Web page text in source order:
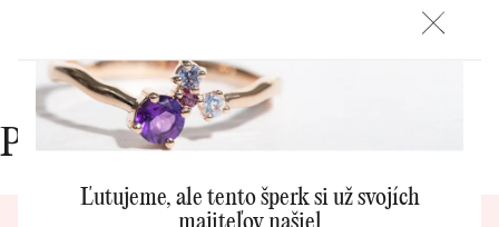
Wave kolekcia
OBJAVIŤ
Prečo nakupovať v Eppi
Ľutujeme, ale tento šperk si už svojích